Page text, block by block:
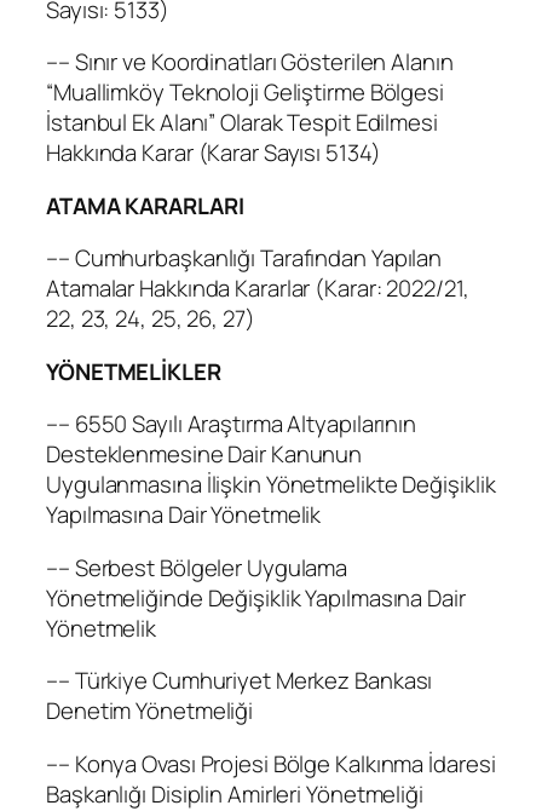
Sayısı: 5133)
–– Sınır ve Koordinatları Gösterilen Alanın
“Muallimköy Teknoloji Geliştirme Bölgesi
İstanbul Ek Alanı” Olarak Tespit Edilmesi
Hakkında Karar (Karar Sayısı 5134)
ATAMA KARARLARI
–– Cumhurbaşkanlığı Tarafından Yapılan
Atamalar Hakkında Kararlar (Karar: 2022/21,
22, 23, 24, 25, 26, 27)
YÖNETMELİKLER
–– 6550 Sayılı Araştırma Altyapılarının
Desteklenmesine Dair Kanunun
Uygulanmasına İlişkin Yönetmelikte Değişiklik
Yapılmasına Dair Yönetmelik
–– Serbest Bölgeler Uygulama
Yönetmeliğinde Değişiklik Yapılmasına Dair
Yönetmelik
–– Türkiye Cumhuriyet Merkez Bankası
Denetim Yönetmeliği
–– Konya Ovası Projesi Bölge Kalkınma İdaresi
Başkanlığı Disiplin Amirleri Yönetmeliği